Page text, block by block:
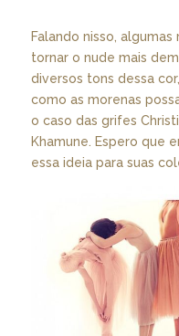
Falando nisso,
tornar o nude mais
diversos tons dessa
como as morenas
o caso das grifes
Khamune. Espero que
essa ideia para suas